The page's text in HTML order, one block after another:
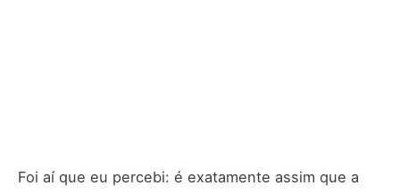
Foi aí que eu percebi: é exatamente assim que a